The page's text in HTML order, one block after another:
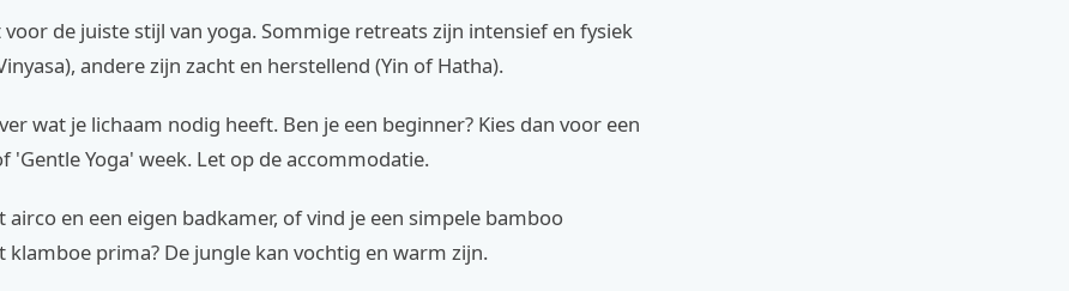
voor de juiste stijl van yoga. Sommige retreats zijn intensief en fysiek
andere zijn zacht en herstellend (Yin of Hatha).
wat je lichaam nodig heeft. Ben je een beginner? Kies dan voor een
'Gentle Yoga' week. Let op de accommodatie.
airco en een eigen badkamer, of vind je een simpele bamboo
klamboe prima? De jungle kan vochtig en warm zijn.